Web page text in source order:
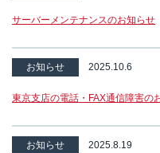
サーバーメンテナンスのお知らせ
お知らせ 2025.10.6
東京支店の電話・FAX通信障害の
お知らせ 2025.8.19